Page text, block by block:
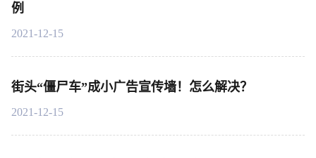
例
2021-12-15
街头“僵尸车”成小广告宣传墙！怎么解决？
2021-12-15